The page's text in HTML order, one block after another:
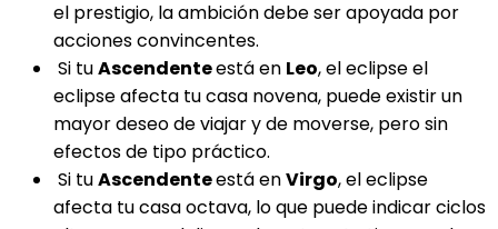
el prestigio, la ambición debe ser apoyada por
acciones convincentes.
Si tuAscendenteestá en Leo, el eclipse el
eclipse afecta tu casa novena, puede existir un
mayor deseo de viajar y de moverse, pero sin
efectos de tipo práctico.
Si tuAscendenteestá enVirgo, el eclipse
afecta tu casa octava, lo que puede indicar ciclos